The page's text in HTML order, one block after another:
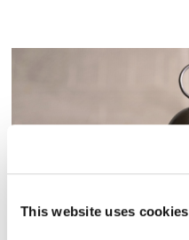
This website uses cookies